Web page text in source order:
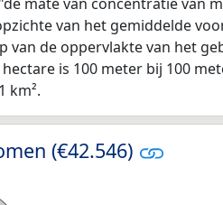
van het gemiddelde
van de oppervlakte van het
is 100 meter bij 100
km².
(€42.546)